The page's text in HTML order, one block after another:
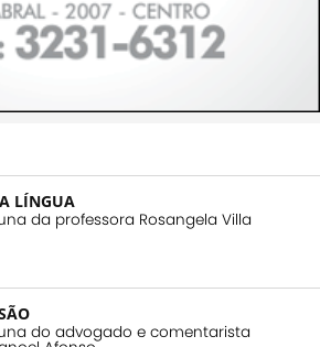
LÍNGUA
da professora Rosangela Villa
do advogado e comentarista